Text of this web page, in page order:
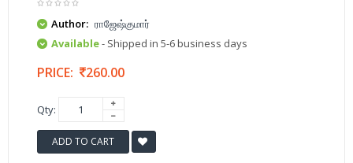
Author: ராஜேஷ்குமார்
Available- Shipped in 5-6 business days
PRICE: 260.00
Qty:
ADD TO CART